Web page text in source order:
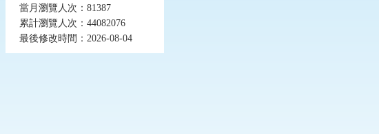
當月瀏覽人次：81387
累計瀏覽人次：44082076
最後修改時間：2026-08-04